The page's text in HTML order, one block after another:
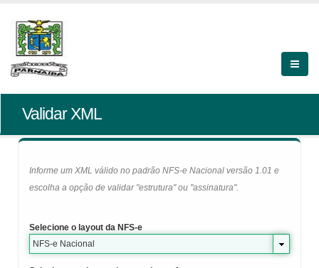
Validar XML
Informe um XML válido no padrão NFS-e Nacional versão 1.01 e
escolha a opção de validar "estrutura" ou "assinatura".
Selecione o layout da NFS-e
NFS-e Nacional